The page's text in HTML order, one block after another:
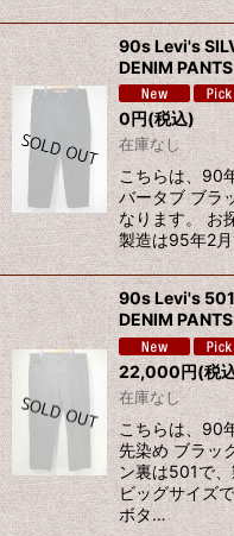
90s Levi's
DENIM
0円(税込)
在庫なし
こちらは、90
バータブ ブラ
なります。 お
製造は95年2
90s Levi's
DENIM
22,000円(税
在庫なし
こちらは、90
先染め ブラッ
ン裏は501で
ビッグサイズ
ボタ…